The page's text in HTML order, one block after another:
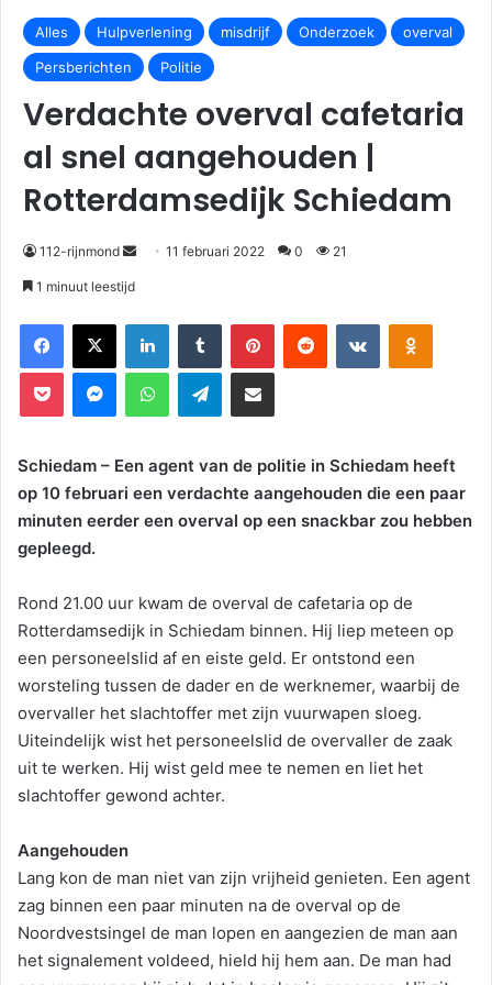
Alles Hulpverlening misdrijf Onderzoek
overval
Persberichten
Politie
Verdachte overval cafetaria
al snel aangehouden |
Rotterdamsedijk Schiedam
112-rijnmond 11 februari 2022 0 21
1 minuut leestijd
Facebook
X LinkedInTumblr PinterestReddit VKontakteOdnoklassniki
Pocket MessengerWhatsAppTelegramDeel via E-mail
Schiedam – Een agent van de politie in Schiedam heeft
op 10 februari een verdachte aangehouden die een paar
minuten eerder een overval op een snackbar zou hebben
gepleegd.
Rond 21.00 uur kwam de overval de cafetaria op de
Rotterdamsedijk in Schiedam binnen. Hij liep meteen op
een personeelslid af en eiste geld. Er ontstond een
worsteling tussen de dader en de werknemer, waarbij de
overvaller het slachtoffer met zijn vuurwapen sloeg.
Uiteindelijk wist het personeelslid de overvaller de zaak
uit te werken. Hij wist geld mee te nemen en liet het
slachtoffer gewond achter.
Aangehouden
Lang kon de man niet van zijn vrijheid genieten. Een agent
zag binnen een paar minuten na de overval op de
Noordvestsingel de man lopen en aangezien de man aan
het signalement voldeed, hield hij hem aan. De man had